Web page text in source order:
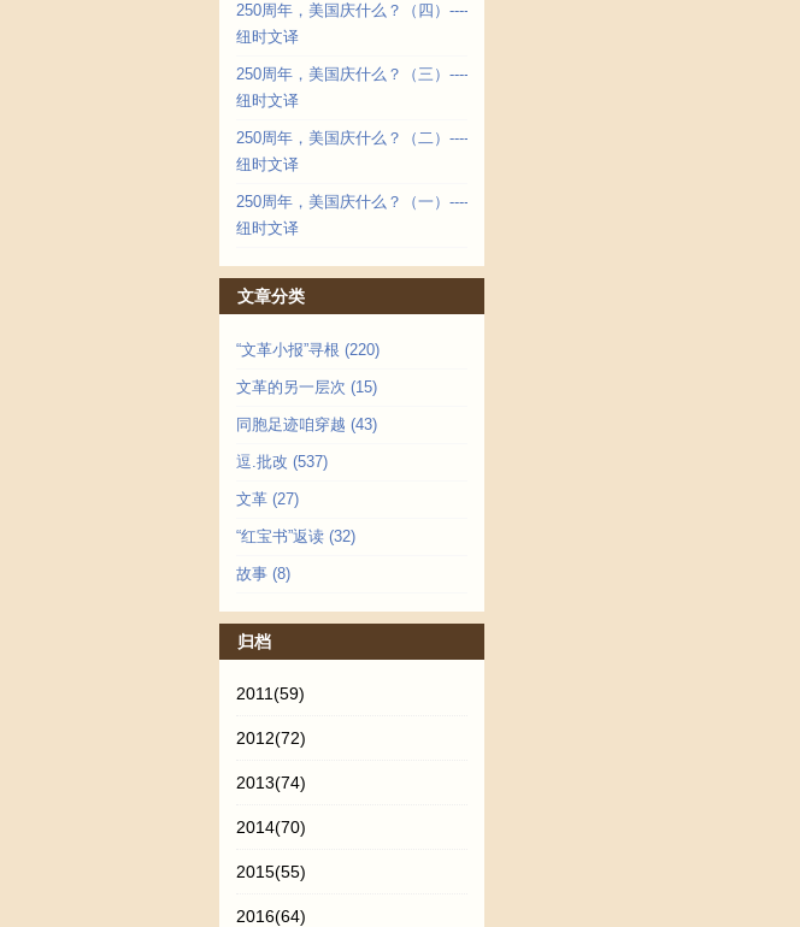
250周年，美国庆什么？（四）----
纽时文译
250周年，美国庆什么？（三）----
纽时文译
250周年，美国庆什么？（二）----
纽时文译
250周年，美国庆什么？（一）----
纽时文译
文章分类
“文革小报”寻根 (220)
文革的另一层次 (15)
同胞足迹咱穿越 (43)
逗.批改 (537)
文革 (27)
“红宝书”返读 (32)
故事 (8)
归档
2011(59)
2012(72)
2013(74)
2014(70)
2015(55)
2016(64)